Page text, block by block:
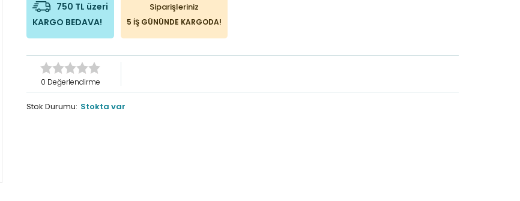
750 TL üzeri
KARGO BEDAVA!
Siparişleriniz
5 İŞ GÜNÜNDE KARGODA!
0 Değerlendirme
Stok Durumu: Stokta var